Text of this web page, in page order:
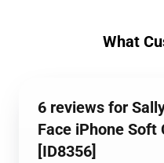
What
6 reviews for
Face iPhone Soft
[ID8356]